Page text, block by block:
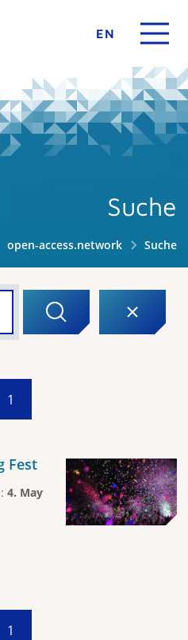
EN
Suche
open-access.network Suche
1
Fest
4. May
1